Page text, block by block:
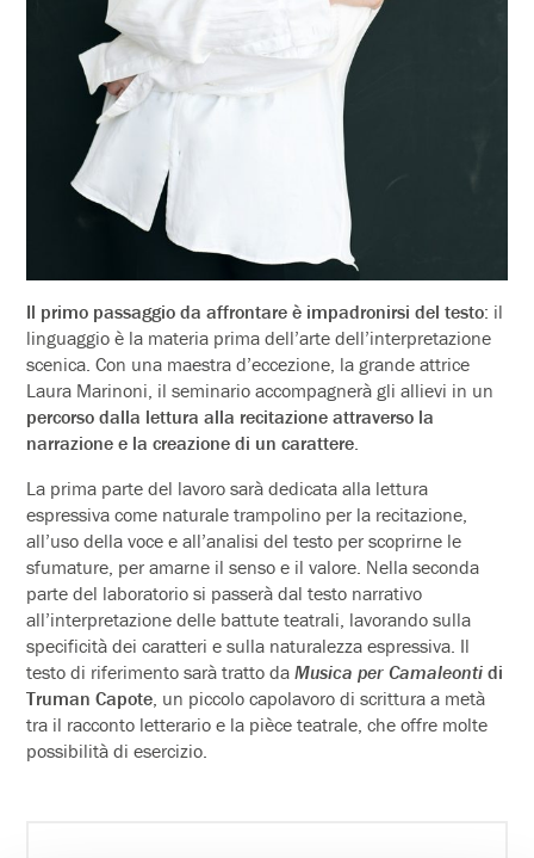
Il primo passaggio da affrontare è impadronirsi del testo: il
linguaggio è la materia prima dell’arte dell’interpretazione
scenica. Con una maestra d’eccezione, la grande attrice
Laura Marinoni, il seminario accompagnerà gli allievi in un
percorso dalla lettura alla recitazione attraverso la
narrazione e la creazione di un carattere
La prima parte del lavoro sarà dedicata alla lettura
espressiva come naturale trampolino per la recitazione,
all’uso della voce e all’analisi del testo per scoprirne le
sfumature, per amarne il senso e il valore. Nella seconda
parte del laboratorio si passerà dal testo narrativo
all’interpretazione delle battute teatrali, lavorando sulla
specificità dei caratteri e sulla naturalezza espressiva. Il
testo di riferimento sarà tratto da Musica per Camaleonti di
Truman Capote , un piccolo capolavoro di scrittura a metà
tra il racconto letterario e la pièce teatrale, che offre molte
possibilità di esercizio.